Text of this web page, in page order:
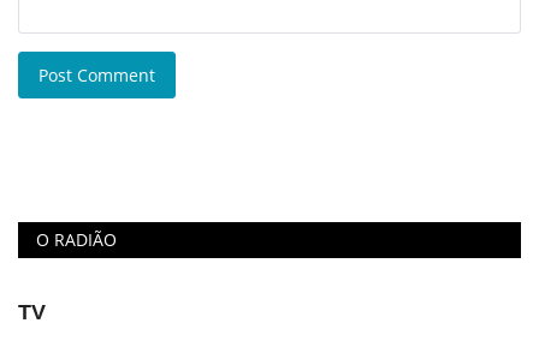
Post Comment
O RADIÃO
TV